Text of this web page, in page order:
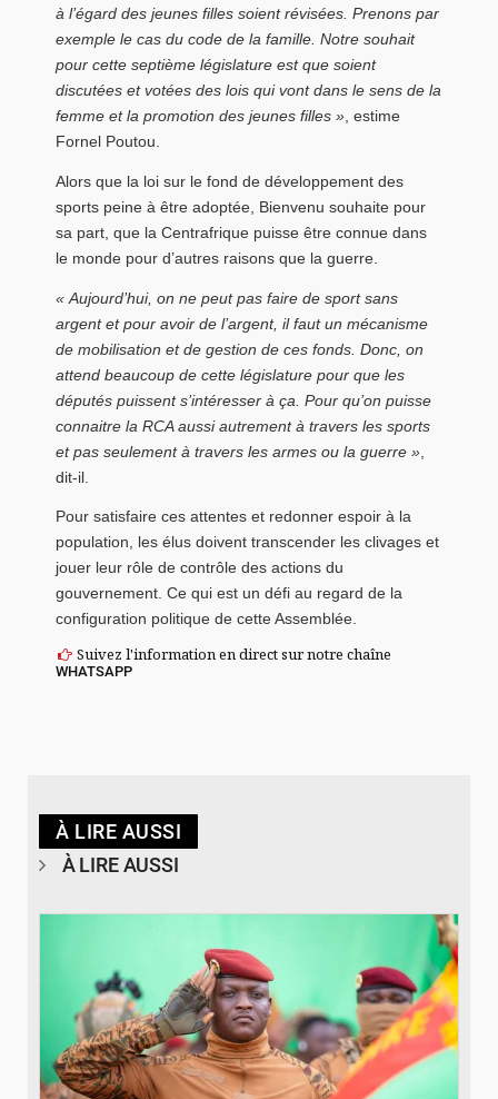
à l’égard des jeunes filles soient révisées. Prenons par
exemple le cas du code de la famille. Notre souhait
pour cette septième législature est que soient
discutées et votées des lois qui vont dans le sens de la
femme et la promotion des jeunes filles », estime
Fornel Poutou.
Alors que la loi sur le fond de développement des
sports peine à être adoptée, Bienvenu souhaite pour
sa part, que la Centrafrique puisse être connue dans
le monde pour d’autres raisons que la guerre.
« Aujourd’hui, on ne peut pas faire de sport sans
argent et pour avoir de l’argent, il faut un mécanisme
de mobilisation et de gestion de ces fonds. Donc, on
attend beaucoup de cette législature pour que les
députés puissent s’intéresser à ça. Pour qu’on puisse
connaitre la RCA aussi autrement à travers les sports
et pas seulement à travers les armes ou la guerre »
dit-il.
Pour satisfaire ces attentes et redonner espoir à la
population, les élus doivent transcender les clivages et
jouer leur rôle de contrôle des actions du
gouvernement. Ce qui est un défi au regard de la
configuration politique de cette Assemblée.
Suivez l'information en direct sur notre chaîne
WHATSAPP
À LIRE AUSSI
À LIRE AUSSI